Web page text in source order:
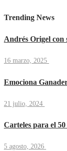
Trending News
Andrés Origel con
16 marzo, 2025
Emociona
21 julio, 2024
Carteles para el
5 agosto, 2026